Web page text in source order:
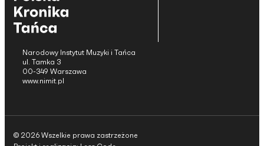
Narodowy Instytut Muzyki i Tańca
ul. Tamka 3
00-349 Warszawa
www.nimit.pl
© 2026 Wszelkie prawa zastrzeżone